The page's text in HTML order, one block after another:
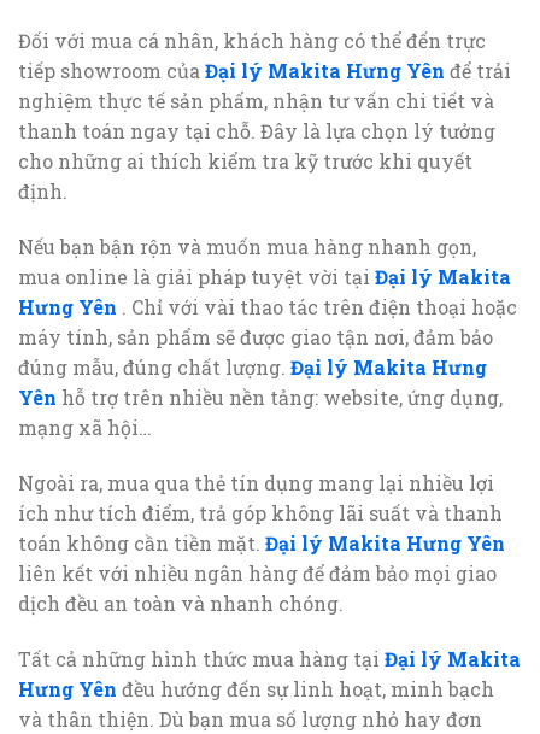
Đối với mua cá nhân, khách hàng có thể đến trực
tiếp showroom củaĐại lý Makita Hưng Yên để trải
nghiệm thực tế sản phẩm, nhận tư vấn chi tiết và
thanh toán ngay tại chỗ. Đây là lựa chọn lý tưởng
cho những ai thích kiểm tra kỹ trước khi quyết
định.
Nếu bạn bận rộn và muốn mua hàng nhanh gọn,
mua online là giải pháp tuyệt vời tại Đại lý Makita
Hưng Yên . Chỉ với vài thao tác trên điện thoại hoặc
máy tính, sản phẩm sẽ được giao tận nơi, đảm bảo
đúng mẫu, đúng chất lượng. Đại lý Makita Hưng
Yên hỗ trợ trên nhiều nền tảng: website, ứng dụng,
mạng xã hội…
Ngoài ra, mua qua thẻ tín dụng mang lại nhiều lợi
ích như tích điểm, trả góp không lãi suất và thanh
toán không cần tiền mặt. Đại lý Makita Hưng Yên
liên kết với nhiều ngân hàng để đảm bảo mọi giao
dịch đều an toàn và nhanh chóng.
Tất cả những hình thức mua hàng tại Đại lý Makita
Hưng Yên đều hướng đến sự linh hoạt, minh bạch
và thân thiện. Dù bạn mua số lượng nhỏ hay đơn